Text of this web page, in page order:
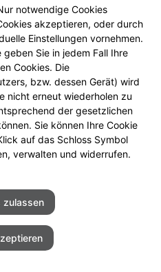
Formular inklusive der
Kontaktdaten zwecks
für den Fall
gespeichert. Diese
Ihre Einwilligung weiter.
„captcha-image“
Vorbestellungen über das
wir den Dienst
BCF GmbH
durch einen
durch automatisierte,
erfolgt. Das CAPTCHA
notwendige Cookies
akzeptieren, oder durch
Einstellungen vornehmen.
Sie in jedem Fall Ihre
Cookies. Die
bzw. dessen Gerät) wird
nicht erneut wiederholen zu
der gesetzlichen
Sie können Ihre Cookie
auf das Schloss Symbol
verwalten und widerrufen.
zulassen